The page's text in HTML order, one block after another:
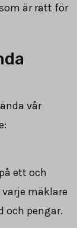
är rätt för
vår
ett och
mäklare
och pengar.